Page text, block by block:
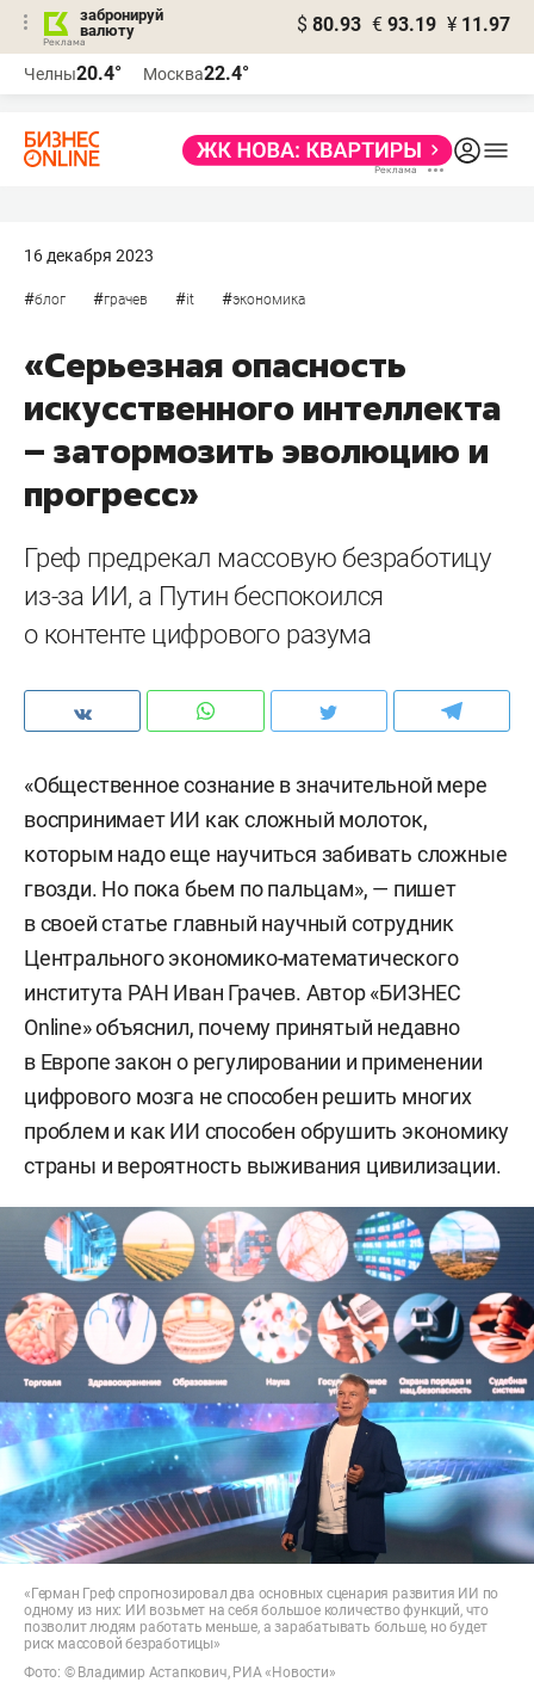
забронируй
валюту
$ 80.93 € 93.19 ¥ 11.97
Челны20.4° Москва22.4°
16 декабря 2023
#блог #грачев #it #экономика
«Серьезная опасность
искусственного интеллекта
– затормозить эволюцию и
прогресс»
Греф предрекал массовую безработицу
из-за ИИ, а Путин беспокоился
о контенте цифрового разума
«Общественное сознание в значительной мере
воспринимает ИИ как сложный молоток,
которым надо еще научиться забивать сложные
гвозди. Но пока бьем по пальцам», — пишет
в своей статье главный научный сотрудник
Центрального экономико-математического
института РАН Иван Грачев. Автор «БИЗНЕС
Online» объяснил, почему принятый недавно
в Европе закон о регулировании и применении
цифрового мозга не способен решить многих
проблем и как ИИ способен обрушить экономику
страны и вероятность выживания цивилизации.
«Герман Греф спрогнозировал два основных сценария развития ИИ по
одному из них: ИИ возьмет на себя большое количество функций, что
позволит людям работать меньше, а зарабатывать больше, но будет
риск массовой безработицы»
Фото: © Владимир Астапкович, РИА «Новости»